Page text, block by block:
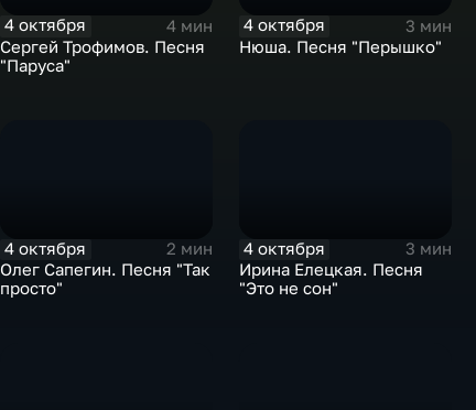
4 октября
4 мин
Сергей Трофимов. Песня
"Паруса"
4 октября
3 мин
Нюша. Песня "Перышко"
4 октября
2 мин
Олег Сапегин. Песня "Так
просто"
4 октября
3 мин
Ирина Елецкая. Песня
"Это не сон"